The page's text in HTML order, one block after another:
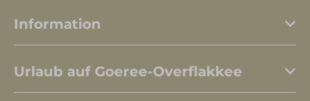
Information
Urlaub auf Goeree-Overflakkee